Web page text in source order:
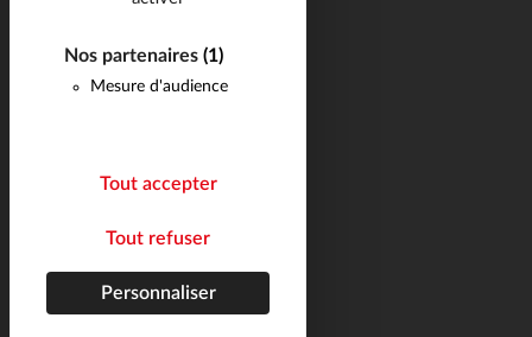
Nos partenaires (1)
Mesure d'audience
Tout accepter
Tout refuser
Personnaliser
Ressources
Plan du site
Mentions légales